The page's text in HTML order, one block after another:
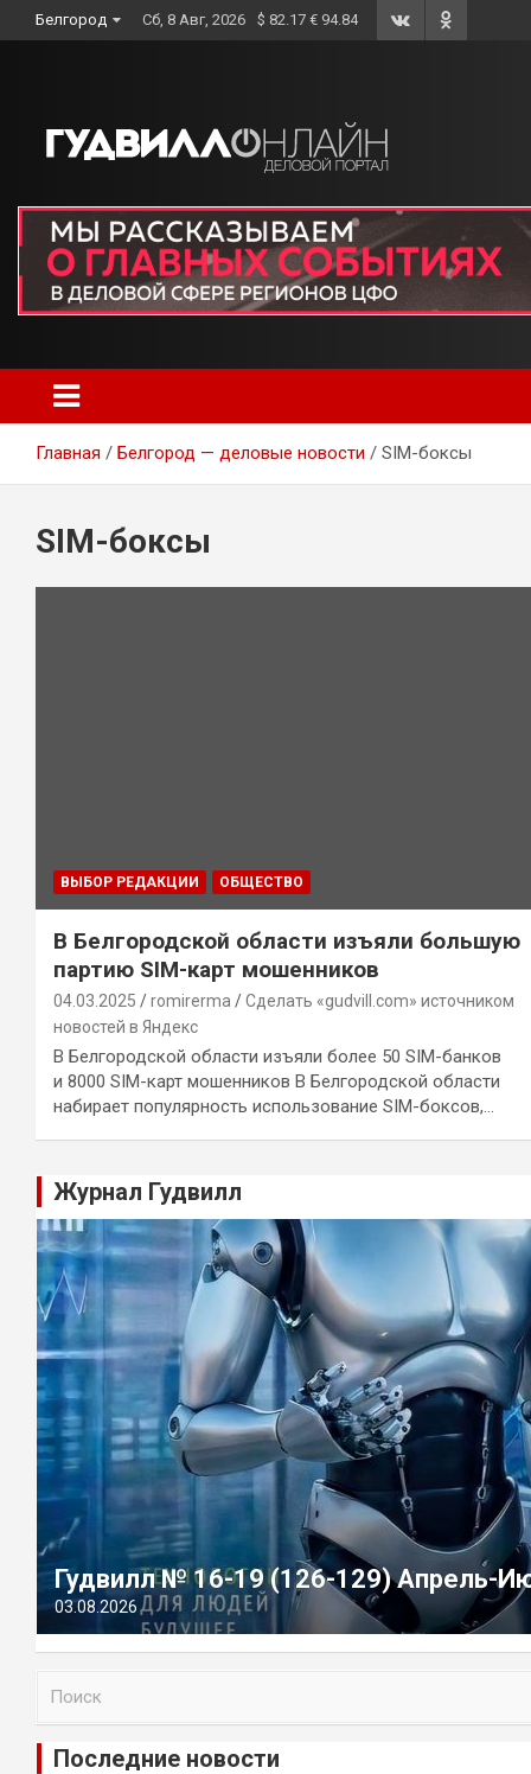
to
Белгород Сб, 8 Авг, 2026 $ 82.17 € 94.84
Главная Белгород — деловые новости SIM-боксы
SIM-боксы
ВЫБОР РЕДАКЦИИ ОБЩЕСТВО
В Белгородской области изъяли большую
партию SIM-карт мошенников
04.03.2025 romirerma
Сделать «gudvill.com» источником
новостей в Яндекс
В Белгородской области изъяли более 50 SIM-банков
и 8000 SIM-карт мошенников В Белгородской области
набирает популярность использование SIM-боксов,…
Журнал Гудвилл
Гудвилл № 16-19 (126-129) Апрель-
03.08.2026
и
Последние новости